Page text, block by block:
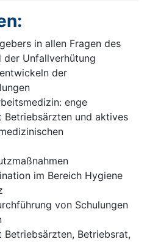
in allen Fragen des
der Unfallverhütung
der
enge
Betriebsärzten und aktives
im Bereich Hygiene
von Schulungen
Betriebsärzten, Betriebsrat,